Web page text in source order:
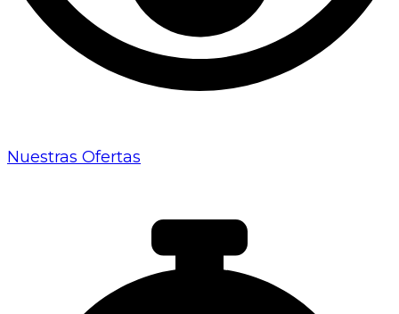
Nuestras Ofertas